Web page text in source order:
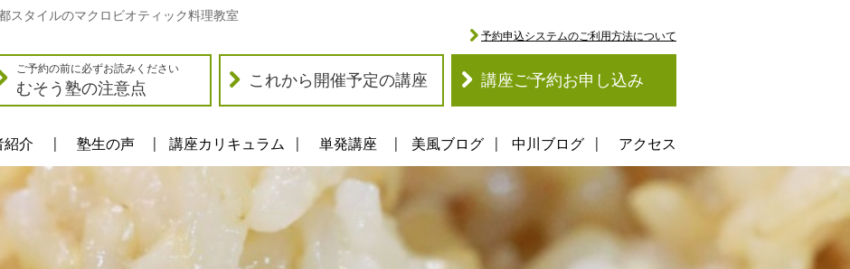
スタイルのマクロビオティック料理教室
ご予約の前に必ずお読みください
むそう塾の注意点 これから開催予定の講座 講座ご予約お申し込み
予約申込システムのご利用方法について
紹介 塾生の声 講座カリキュラム 単発講座 美風ブログ 中川ブログ アクセス